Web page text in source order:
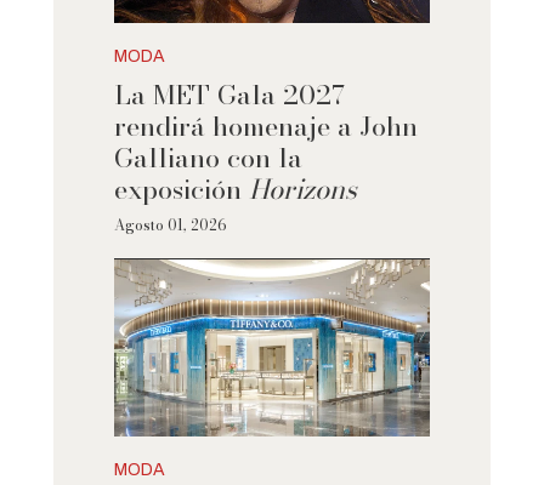
MODA
La MET Gala 2027
rendirá homenaje a John
Galliano con la
exposición Horizons
Agosto 01, 2026
MODA